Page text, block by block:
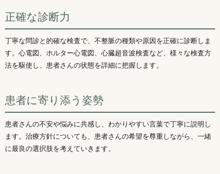
正確な診断力
丁寧な問診と的確な検査で、不整脈の種類や原因を正確に診断しま
す。心電図、ホルター心電図、心臓超音波検査など、様々な検査方
法を駆使し、患者さんの状態を詳細に把握します。
患者に寄り添う姿勢
患者さんの不安や悩みに共感し、わかりやすい言葉で丁寧に説明し
ます。治療方針についても、患者さんの希望を尊重しながら、一緒
に最良の選択肢を考えていきます。